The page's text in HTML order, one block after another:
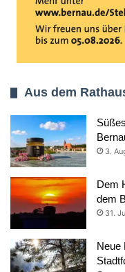
Aus dem
3.
Dem
dem
31.
Neue